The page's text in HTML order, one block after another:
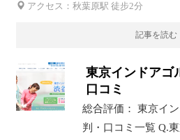
アクセス：秋葉原駅 徒步2分
記事を読む
東京インドアゴ
口コミ
総合評価： 東京イ
判・口コミ一覧 Q.